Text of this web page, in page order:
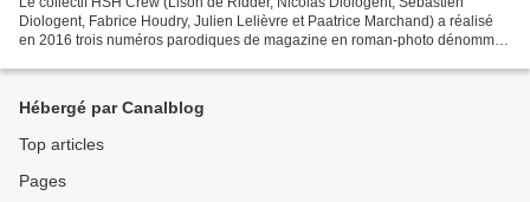
Diologent, Fabrice Houdry, Julien Lelièvre et Paatrice Marchand) a réalisé
en 2016 trois numéros parodiques de magazine en roman-photo dénommés
Hébergé par Canalblog
Top articles
Pages